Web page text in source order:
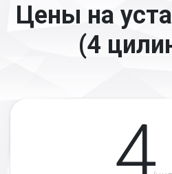
Цены на
(4
4